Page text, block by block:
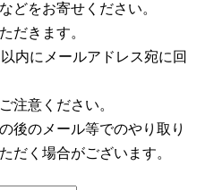
どをお寄せください。
だきます。
内にメールアドレス宛に回
注意ください。
後のメール等でのやり取り
だく場合がございます。